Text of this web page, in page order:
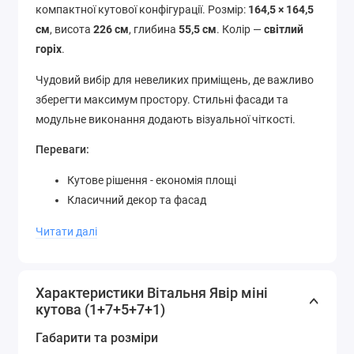
компактної кутової конфігурації. Розмір: 164,5 × 164,5
см, висота 226 см, глибина 55,5 см. Колір —світлий
горіх.
Чудовий вибір для невеликих приміщень, де важливо
зберегти максимум простору. Стильні фасади та
модульне виконання додають візуальної чіткості.
Переваги:
Кутове рішення - економія площі
Класичний декор та фасад
Читати далі
Характеристики Вітальня Явір міні
кутова (1+7+5+7+1)
Габарити та розміри